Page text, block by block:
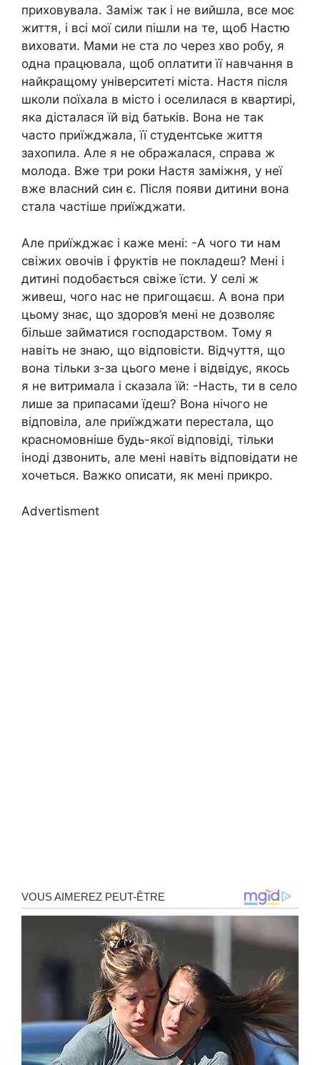
приховувала. Заміж так і не вийшла, все моє
життя, і всі мої сили пішли на те, щоб Настю
виховати. Мами не ста ло через хво робу, я
одна працювала, щоб оплатити її навчання в
найкращому університеті міста. Настя після
школи поїхала в місто і оселилася в квартирі,
яка дісталася їй від батьків. Вона не так
часто приїжджала, її студентське життя
захопила. Але я не ображалася, справа ж
молода. Вже три роки Настя заміжня, у неї
вже власний син є. Після появи дитини вона
стала частіше приїжджати.
Але приїжджає і каже мені: -А чого ти нам
свіжих овочів і фруктів не покладеш? Мені і
дитині подобається свіже їсти. У селі ж
живеш, чого нас не пригощаєш. А вона при
цьому знає, що здоров’я мені не дозволяє
більше займатися господарством. Тому я
навіть не знаю, що відповісти. Відчуття, що
вона тільки з-за цього мене і відвідує, якось
я не витримала і сказала їй: -Насть, ти в село
лише за припасами їдеш? Вона нічого не
відповіла, але приїжджати перестала, що
красномовніше будь-якої відповіді, тільки
іноді дзвонить, але мені навіть відповідати не
хочеться. Важко описати, як мені прикро.
Advertisment